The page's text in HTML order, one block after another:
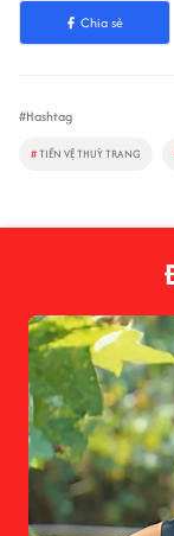
Chia sẻ
#Hashtag
#TIỀN VỆ THUỲ TRANG